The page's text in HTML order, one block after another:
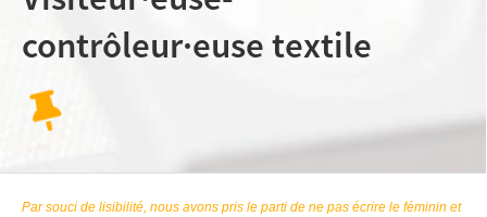
contrôleur·euse textile
Par souci de lisibilité, nous avons pris le parti de ne pas écrire le féminin et